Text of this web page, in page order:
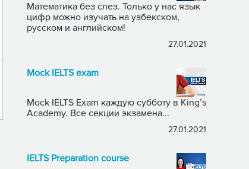
Математика без слез. Только у нас язык
цифр можно изучать на узбекском,
русском и английском!
27.01.2021
Mock IELTS exam
Mock IELTS Exam каждую субботу в King’s
Academy. Все секции экзамена...
27.01.2021
IELTS Preparation course